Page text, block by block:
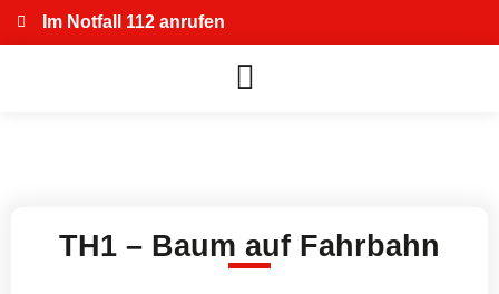
Im Notfall 112 anrufen
TH1 – Baum auf Fahrbahn